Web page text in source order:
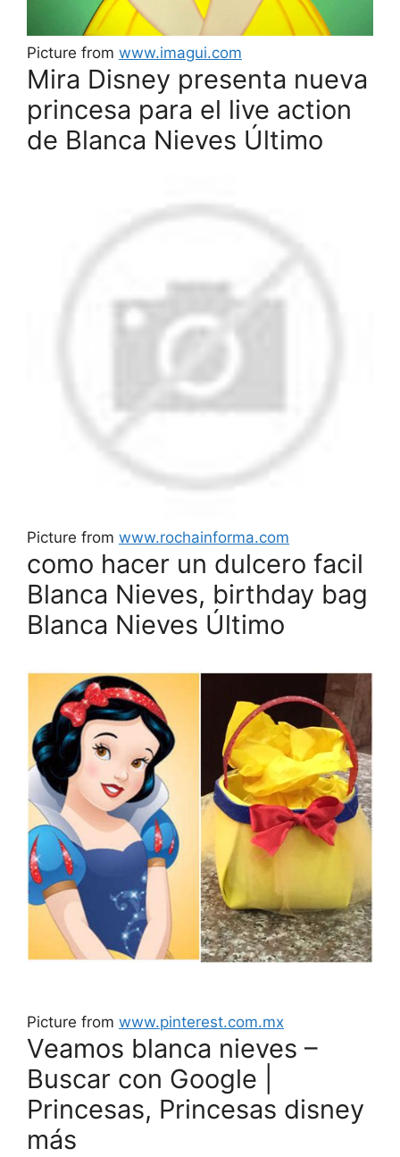
Picture from www.imagui.com
Mira Disney presenta nueva
princesa para el live action
de Blanca Nieves Último
Picture from www.rochainforma.com
como hacer un dulcero facil
Blanca Nieves, birthday bag
Blanca Nieves Último
Picture from www.pinterest.com.mx
Veamos blanca nieves –
Buscar con Google |
Princesas, Princesas disney
más